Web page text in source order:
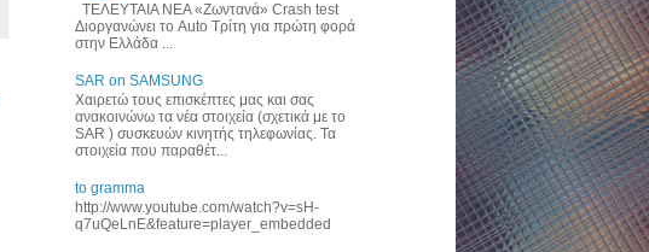
ΤΕΛΕΥΤΑΙΑ ΝΕΑ «Zωντανά» Crash test
Διοργανώνει το Auto Τρίτη για πρώτη φορά
στην Ελλάδα ...
SAR on SAMSUNG
Χαιρετώ τους επισκέπτες μας και σας
ανακοινώνω τα νέα στοιχεία (σχετικά με το
SAR ) συσκευών κινητής τηλεφωνίας. Τα
στοιχεία που παραθέτ...
to gramma
http://www.youtube.com/watch?v=sH-
q7uQeLnE&feature=player_embedded